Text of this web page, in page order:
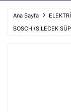
Ana Sayfa
BOSCH (SİLECEK